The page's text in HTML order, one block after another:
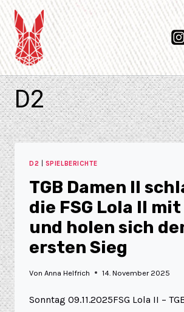
D2
D2 SPIELBERICHTE
TGB Damen II
die FSG Lola II
und holen sich
ersten Sieg
Von Anna Helfrich 14. November 2025
Sonntag 09.11.2025FSG Lola II –